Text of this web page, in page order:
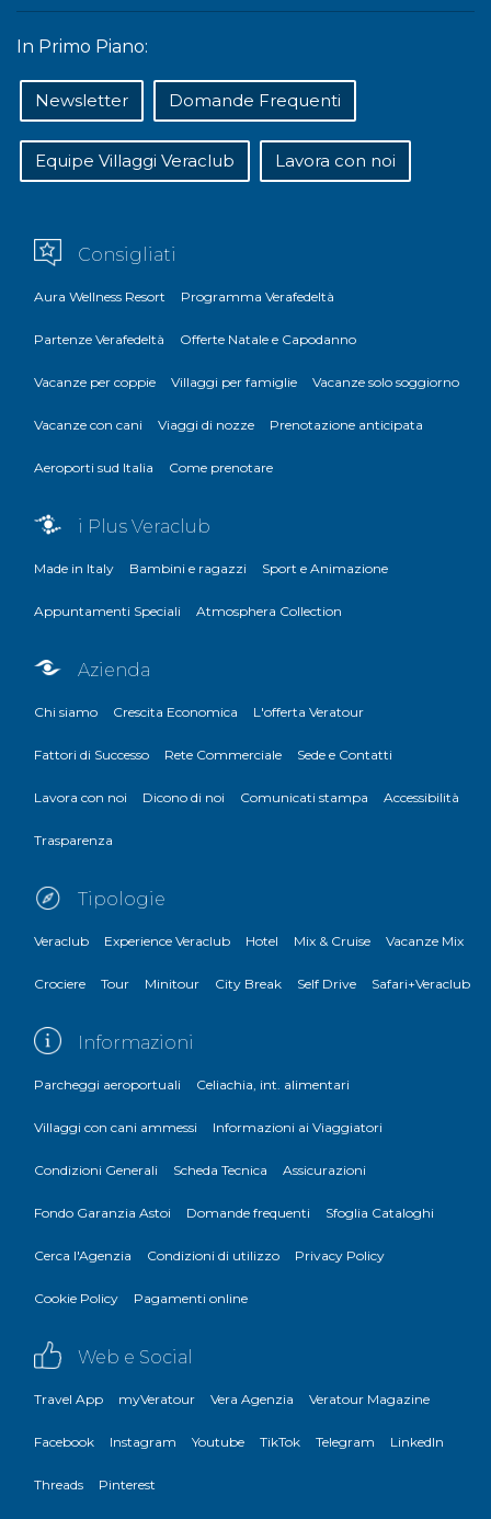
In Primo Piano:
Newsletter Domande Frequenti
Equipe Villaggi Veraclub Lavora con noi
Consigliati
Aura Wellness Resort Programma Verafedeltà
Partenze Verafedeltà Offerte Natale e Capodanno
Vacanze per coppie Villaggi per famiglie Vacanze solo soggiorno
Vacanze con cani Viaggi di nozze Prenotazione anticipata
Aeroporti sud Italia Come prenotare
i Plus Veraclub
Made in Italy Bambini e ragazzi Sport e Animazione
Appuntamenti Speciali Atmosphera Collection
Azienda
Chi siamo Crescita Economica L'offerta Veratour
Fattori di Successo Rete Commerciale Sede e Contatti
Lavora con noi Dicono di noi Comunicati stampa Accessibilità
Trasparenza
Tipologie
Veraclub Experience Veraclub Hotel Mix & Cruise Vacanze Mix
Crociere Tour Minitour City Break Self Drive Safari+Veraclub
Informazioni
Parcheggi aeroportuali Celiachia, int. alimentari
Villaggi con cani ammessi Informazioni ai Viaggiatori
Condizioni Generali Scheda Tecnica Assicurazioni
Fondo Garanzia Astoi Domande frequenti Sfoglia Cataloghi
Cerca l'Agenzia Condizioni di utilizzo Privacy Policy
Cookie Policy Pagamenti online
Web e Social
Travel App myVeratour Vera Agenzia Veratour Magazine
Facebook Instagram Youtube TikTok Telegram LinkedIn
Threads Pinterest